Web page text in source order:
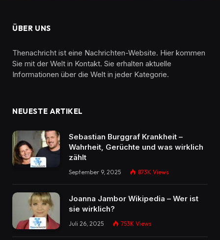
ÜBER UNS
Thenachricht ist eine Nachrichten-Website. Hier kommen
Sie mit der Welt in Kontakt. Sie erhalten aktuelle
Informationen über die Welt in jeder Kategorie.
NEUESTE ARTIKEL
Sebastian Burggraf Krankheit –
Wahrheit, Gerüchte und was wirklich
zählt
September 9, 2025 873K Views
Joanna Jambor Wikipedia – Wer ist
sie wirklich?
Juli 26, 2025 753K Views